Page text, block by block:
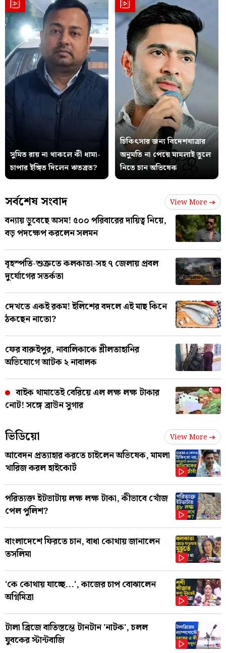
সুমিত রায় না থাকলে কী ধামা-
চাপার ইঙ্গিত দিলেন ঋতব্রত?
চিকিৎসার জন্য বিদেশযাত্রার
অনুমতি না পেয়ে মামলাই তুলে
নিতে চান অভিষেক
সর্বশেষ সংবাদ View More
বন্যায় ডুবেছে অসম! ৫০০ পরিবারের দায়িত্ব নিয়ে,
বড় পদক্ষেপ করলেন সলমন
বৃহস্পতি-শুক্রতে কলকাতা-সহ ৭ জেলায় প্রবল
দুর্যোগের সতর্কতা
দেখতে একই রকম! ইলিশের বদলে এই মাছ কিনে
ঠকছেন নাতো?
ফের বারুইপুর, নাবালিকাকে শ্লীলতাহানির
অভিযোগে আটক ২ নাবালক
বাইক থামাতেই বেরিয়ে এল লক্ষ লক্ষ টাকার
নোট! সঙ্গে ব্রাউন সুগার
ভিডিয়ো View More
আবেদন প্রত্যাহার করতে চাইলেন অভিষেক, মামলা
খারিজ করল হাইকোর্ট
পরিত্যক্ত ইটভাটায় লক্ষ লক্ষ টাকা, কীভাবে খোঁজ
পেল পুলিশ?
বাংলাদেশে ফিরতে চান, বাধা কোথায় জানালেন
তসলিমা
'কে কোথায় যাচ্ছে...', কাজের চাপ বোঝালেন
অগ্নিমিত্রা
টালা ব্রিজে বাতিস্তম্ভে টানটান 'নাটক', চলল
যুবকের স্টান্টবাজি